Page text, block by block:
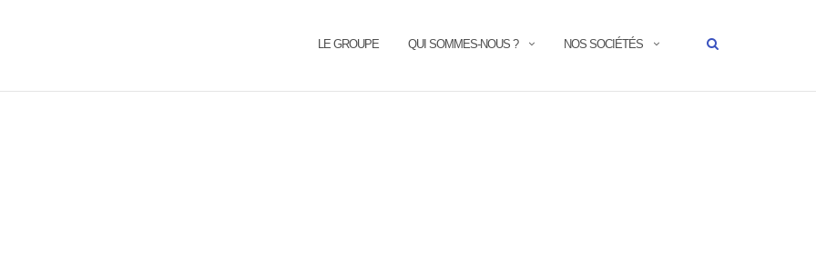
LE GROUPE QUI SOMMES-NOUS ? NOS SOCIÉTÉS